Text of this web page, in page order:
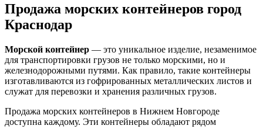
Продажа морских контейнеров город
Краснодар
Морской контейнер — это уникальное изделие, незаменимое
для транспортировки грузов не только морскими, но и
железнодорожными путями. Как правило, такие контейнеры
изготавливаются из гофрированных металлических листов и
служат для перевозки и хранения различных грузов.
Продажа морских контейнеров в Нижнем Новгороде
доступна каждому. Эти контейнеры обладают рядом